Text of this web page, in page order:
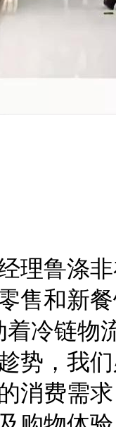
理鲁涤
售和新
着冷链物
势，我们
消费需